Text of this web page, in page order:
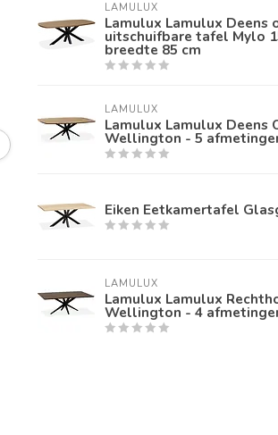
LAMULUX
Lamulux Lamulux Deens
uitschuifbare tafel Mylo
breedte 85 cm
LAMULUX
Lamulux Lamulux Deens
Wellington - 5
Eiken Eetkamertafel
LAMULUX
Lamulux Lamulux
Wellington - 4